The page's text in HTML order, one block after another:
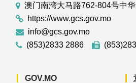
澳门南湾大马路762-804号中
https://www.gcs.gov.mo
info@gcs.gov.mo
(853)2833 2886
GOV.MO